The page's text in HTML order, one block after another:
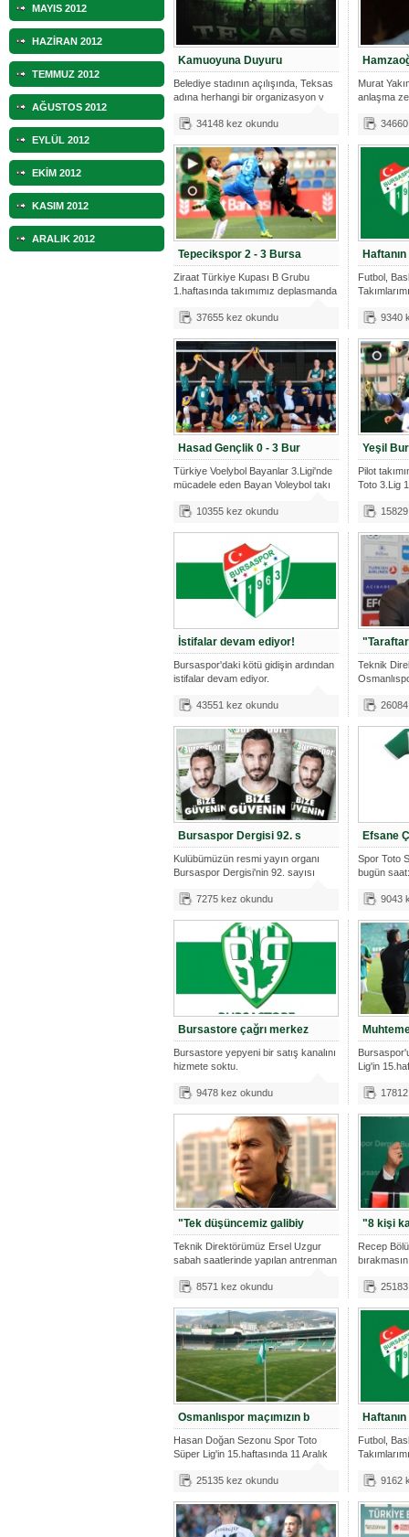
MAYIS 2012
HAZİRAN 2012
TEMMUZ 2012
AĞUSTOS 2012
EYLÜL 2012
EKİM 2012
KASIM 2012
ARALIK 2012
Kamuoyuna Duyuru
Belediye stadının açılışında, Teksas
adına herhangi bir organizasyon v
34148 kez okundu
Murat
anlaşma
Tepecikspor 2 - 3 Bursa
Ziraat Türkiye Kupası B Grubu
1.haftasında takımımız deplasmanda
37655 kez okundu
Futbol,
9340
Hasad Gençlik 0 - 3 Bur
Türkiye Voelybol Bayanlar 3.Ligi'nde
mücadele eden Bayan Voleybol takı
10355 kez okundu
Yeşil
Pilot
Toto 3.Lig
İstifalar devam ediyor!
Bursaspor'daki kötü gidişin ardından
istifalar devam ediyor.
43551 kez okundu
Teknik
Bursaspor Dergisi 92. s
Kulübümüzün resmi yayın organı
Bursaspor Dergisi'nin 92. sayısı
7275 kez okundu
Efsane
Spor Toto
bugün
9043
Bursastore çağrı merkez
Bursastore yepyeni bir satış kanalını
hizmete soktu.
9478 kez okundu
Lig'in
"Tek düşüncemiz galibiy
Teknik Direktörümüz Ersel Uzgur
sabah saatlerinde yapılan antrenman
8571 kez okundu
"8 kişi
Recep
Osmanlıspor maçımızın b
Hasan Doğan Sezonu Spor Toto
Süper Lig'in 15.haftasında 11 Aralık
25135 kez okundu
Futbol,
9162